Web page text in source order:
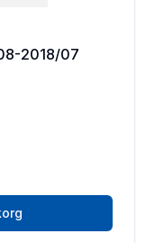
2018/07